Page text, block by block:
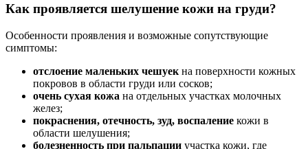
Как проявляется шелушение кожи на груди?
Особенности проявления и возможные сопутствующие
симптомы:
отслоение маленьких чешуек на поверхности кожных
покровов в области груди или сосков;
очень сухая кожа на отдельных участках молочных
желез;
покраснения, отечность, зуд, воспаление кожи в
области шелушения;
болезненность при пальпации участка кожи, где